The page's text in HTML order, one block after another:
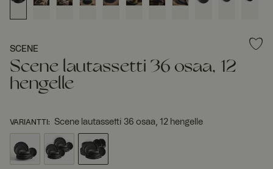
SCENE
Scene lautassetti 36 osaa, 12
hengelle
VARIANTTI : Scene lautassetti 36 osaa, 12 hengelle